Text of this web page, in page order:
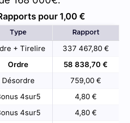
pour 1,00 €
Type Rapport
+ Tirelire
337 467,80 €
Ordre
58 838,70 €
Désordre
759,00 €
4sur5
4,80 €
4sur5
4,80 €